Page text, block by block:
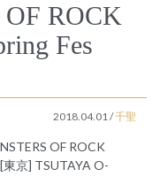
ROCK
Fes
2018.04.01/千聖
OF ROCK
京] TSUTAYA O-